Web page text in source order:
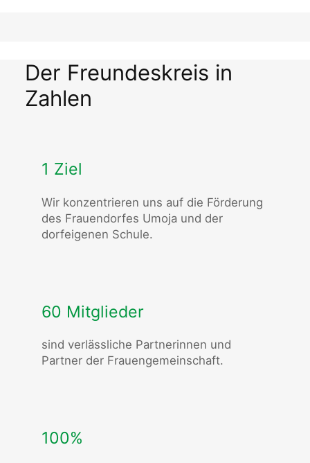
Der Freundeskreis in
Zahlen
1 Ziel
Wir konzentrieren uns auf die Förderung
des Frauendorfes Umoja und der
dorfeigenen Schule.
60 Mitglieder
sind verlässliche Partnerinnen und
Partner der Frauengemeinschaft.
100%